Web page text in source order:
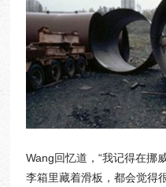
Wang回忆道，“我记得在挪
李箱里藏着滑板，都会觉得